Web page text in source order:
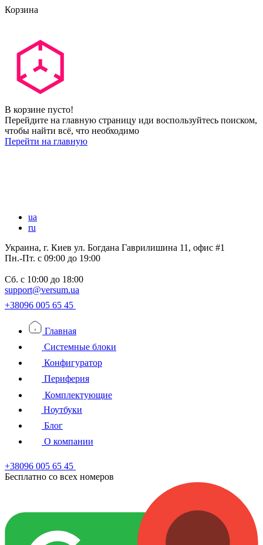
Корзина
В корзине пусто!
Перейдите на главную страницу иди воспользуйтесь поиском,
чтобы найти всё, что необходимо
Перейти на главную
ua
ru
Украина, г. Киев ул. Богдана Гаврилишина 11, офис #1
Пн.-Пт. с 09:00 до 19:00
Сб. с 10:00 до 18:00
support@versum.ua
+38096 005 65 45
Главная
Системные блоки
Конфигуратор
Периферия
Комплектующие
Ноутбуки
Блог
О компании
+38096 005 65 45
Бесплатно со всех номеров